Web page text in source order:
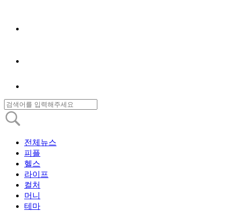
전체뉴스
피플
헬스
라이프
컬처
머니
테마